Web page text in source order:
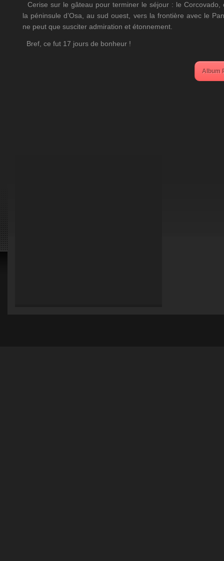
Cerise sur le gâteau pour terminer le séjour : le Corcovado,
la péninsule d’Osa, au sud ouest, vers la frontière avec le
ne peut que susciter admiration et étonnement.
Bref, ce fut 17 jours de bonheur !
Album